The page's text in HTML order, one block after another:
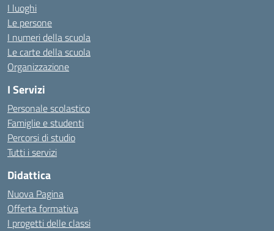
I luoghi
Le persone
I numeri della scuola
Le carte della scuola
Organizzazione
I Servizi
Personale scolastico
Famiglie e studenti
Percorsi di studio
Tutti i servizi
Didattica
Nuova Pagina
Offerta formativa
I progetti delle classi